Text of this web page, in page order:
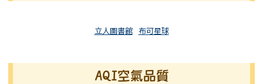
立人圖書館 布可星球
AQI空氣品質